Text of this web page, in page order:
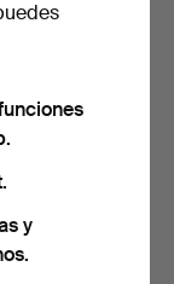
2 piezas,
y